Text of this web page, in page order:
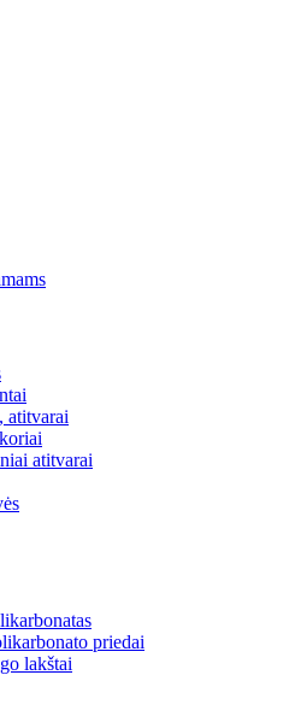
atitvarai
atitvarai
priedai
lakštai